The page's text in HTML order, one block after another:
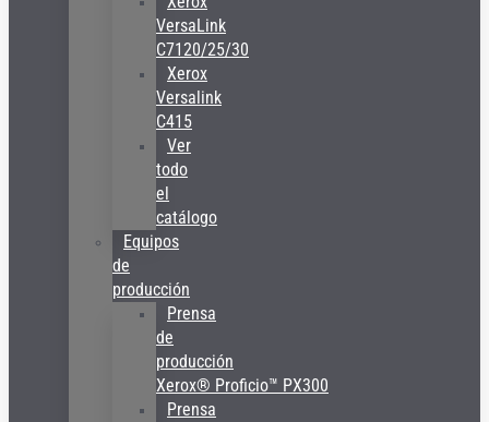
VersaLink
C7120/25/30
Xerox
Versalink
C415
Ver
todo
el
catálogo
Equipos
de
producción
Prensa
de
producción
Xerox® Proficio™ PX300
Prensa